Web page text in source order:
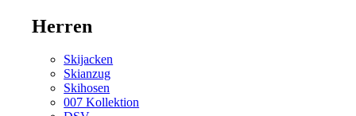
Herren
Skijacken
Skianzug
Skihosen
007 Kollektion